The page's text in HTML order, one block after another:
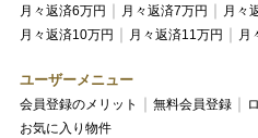
月々返済6万円 月々返済7万円 月々
月々返済10万円
月々返済11万円 月
ユーザーメニュー
会員登録のメリット 無料会員登録
お気に入り物件